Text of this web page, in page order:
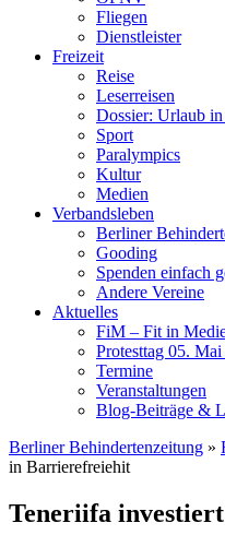
Fliegen
Dienstleister
Freizeit
Reise
Leserreisen
Dossier: Urlaub
Sport
Paralympics
Kultur
Medien
Verbandsleben
Berliner
Gooding
Spenden einfach
Andere Vereine
Aktuelles
FiM – Fit in
Protesttag 05.
Termine
Veranstaltungen
Blog-Beiträge &
Berliner Behindertenzeitung »
in Barrierefreiehit
Teneriifa